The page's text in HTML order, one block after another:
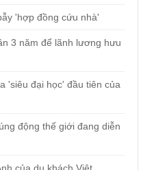
'hợp đồng cứu nhà'
3 năm để lãnh lương hưu
'siêu đại học' đầu tiên của
động thế giới đang diễn